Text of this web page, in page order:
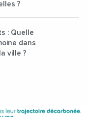
?
: Quelle
dans
ville ?